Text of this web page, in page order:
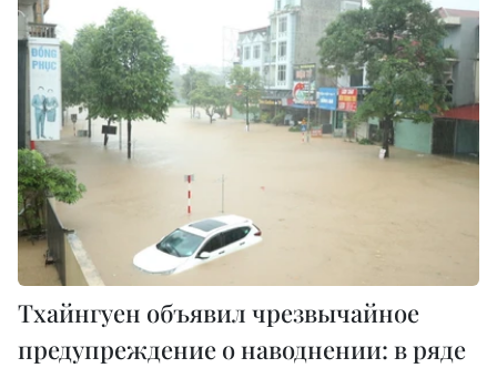
Тхайнгуен объявил чрезвычайное
предупреждение о наводнении: в ряде